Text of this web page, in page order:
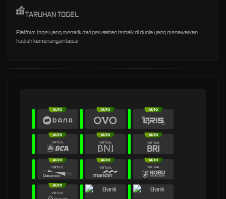
TARUHAN TOGEL
Platform togel yang menarik dari perusahan terbaik di dunia yang menawarkan
hadiah kemenangan besar